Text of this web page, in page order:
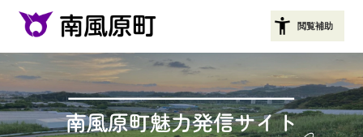
頭
で
す
閲覧補助